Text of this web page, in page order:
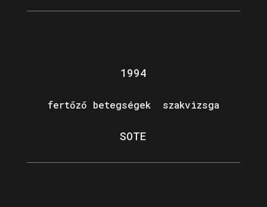
1994
fertőző betegségek szakvizsga
SOTE